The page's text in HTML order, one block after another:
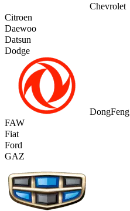
Chevrolet
Citroen
Daewoo
Datsun
Dodge
DongFeng
FAW
Fiat
Ford
GAZ